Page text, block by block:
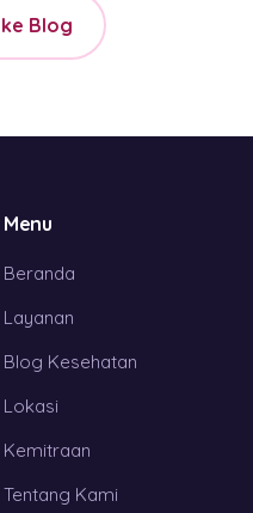
Blog
Menu
Beranda
Layanan
Blog Kesehatan
Lokasi
Kemitraan
Tentang Kami